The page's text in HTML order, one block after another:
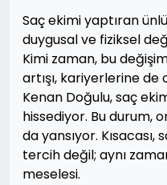
Saç ekimi yaptıran
duygusal ve fiziksel
Kimi zaman, bu
artışı, kariyerlerine de
Kenan Doğulu, saç
hissediyor. Bu durum,
da yansıyor.
tercih değil; aynı
meselesi.